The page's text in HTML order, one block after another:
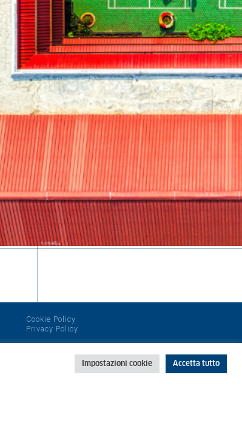
Cookie Policy
Privacy Policy
Impostazioni cookie Accetta tutto